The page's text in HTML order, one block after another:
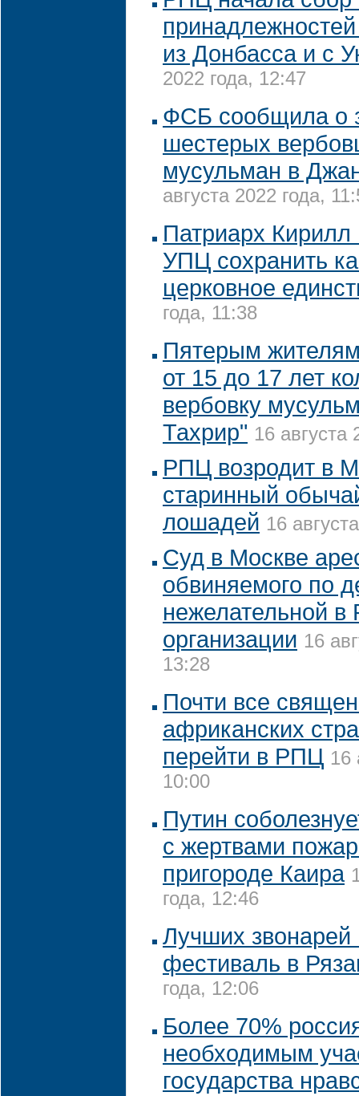
из Донбасса и с
2022 года, 12:47
ФСБ сообщила о
шестерых
мусульман в
августа 2022 года,
Патриарх Кирилл
УПЦ сохранить
церковное
года, 11:38
Пятерым
от 15 до 17 лет
вербовку
Тахрир" 16 августа
РПЦ возродит в
старинный
лошадей 16
Суд в Москве
обвиняемого по
нежелательной в
организации 16
13:28
Почти все
африканских
перейти в РПЦ 16
10:00
Путин
с жертвами
пригороде Каира
года, 12:46
Лучших звонарей
фестиваль в
года, 12:06
Более 70%
необходимым
государства